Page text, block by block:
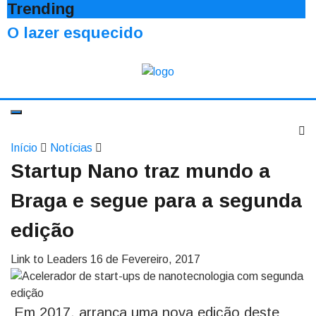
Trending
O lazer esquecido
Início Notícias
Startup Nano traz mundo a
Braga e segue para a segunda
edição
Link to Leaders 16 de Fevereiro, 2017
Em 2017, arranca uma nova edição deste